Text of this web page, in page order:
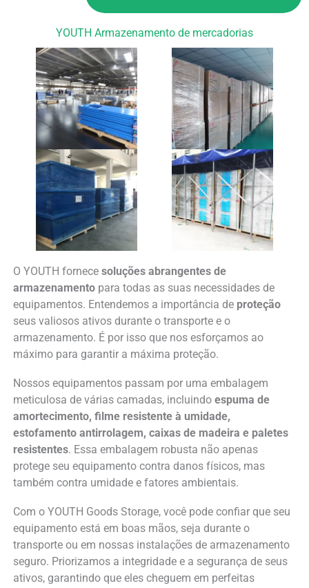
YOUTH Armazenamento de mercadorias
O YOUTH fornece soluções abrangentes de
armazenamentopara todas as suas necessidades de
equipamentos. Entendemos a importância de proteção
seus valiosos ativos durante o transporte e o
armazenamento. É por isso que nos esforçamos ao
máximo para garantir a máxima proteção.
Nossos equipamentos passam por uma embalagem
meticulosa de várias camadas, incluindo espuma de
amortecimento, filme resistente à umidade,
estofamento antirrolagem, caixas de madeira e paletes
resistentes. Essa embalagem robusta não apenas
protege seu equipamento contra danos físicos, mas
também contra umidade e fatores ambientais.
Com o YOUTH Goods Storage, você pode confiar que seu
equipamento está em boas mãos, seja durante o
transporte ou em nossas instalações de armazenamento
seguro. Priorizamos a integridade e a segurança de seus
ativos, garantindo que eles cheguem em perfeitas